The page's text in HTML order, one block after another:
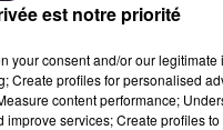
est notre priorité
your consent and/or our legitimate
Create profiles for personalised
content performance;
services; Create profiles